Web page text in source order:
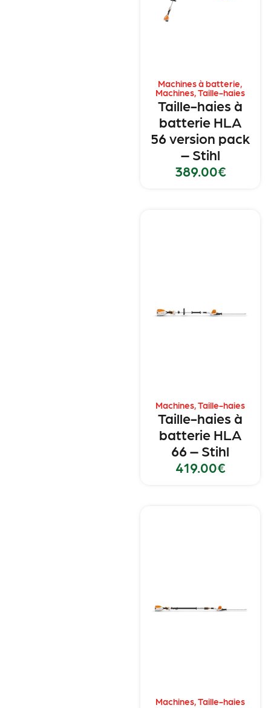
Machines à batterie,
Machines,Taille-haies
Taille-haies à
batterie HLA
56 version pack
– Stihl
389.00€
Machines,Taille-haies
Taille-haies à
batterie HLA
66 – Stihl
419.00€
Machines,Taille-haies